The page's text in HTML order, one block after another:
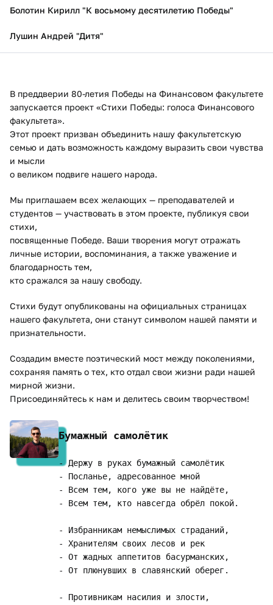
Болотин Кирилл "К восьмому десятилетию Победы"
Лушин Андрей "Дитя"
В преддверии 80-летия Победы на Финансовом факультете
запускается проект «Стихи Победы: голоса Финансового
факультета».
Этот проект призван объединить нашу факультетскую
семью и дать возможность каждому выразить свои чувства
и мысли
о великом подвиге нашего народа.
Мы приглашаем всех желающих — преподавателей и
студентов — участвовать в этом проекте, публикуя свои
стихи,
посвященные Победе. Ваши творения могут отражать
личные истории, воспоминания, а также уважение и
благодарность тем,
кто сражался за нашу свободу.
Стихи будут опубликованы на официальных страницах
нашего факультета, они станут символом нашей памяти и
признательности.
Создадим вместе поэтический мост между поколениями,
сохраняя память о тех, кто отдал свои жизни ради нашей
мирной жизни.
Присоединяйтесь к нам и делитесь своим творчеством!
Бумажный самолётик
- Держу в руках бумажный самолётик
- Посланье, адресованное мной
- Всем тем, кого уже вы не найдёте,
- Всем тем, кто навсегда обрёл покой.
- Избранникам немыслимых страданий,
- Хранителям своих лесов и рек
- От жадных аппетитов басурманских,
- От плюнувших в славянский оберег.
- Противникам насилия и злости,